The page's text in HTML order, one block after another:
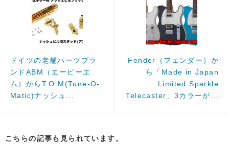
ドイツの老舗パーツブラ
ンドABM（エービーエ
ム）からT.O.M(Tune-O-
Matic)ナッシュ...
Fender（フェンダー）か
ら「Made in Japan
Limited Sparkle
Telecaster」3カラーが...
こちらの記事も見られています。